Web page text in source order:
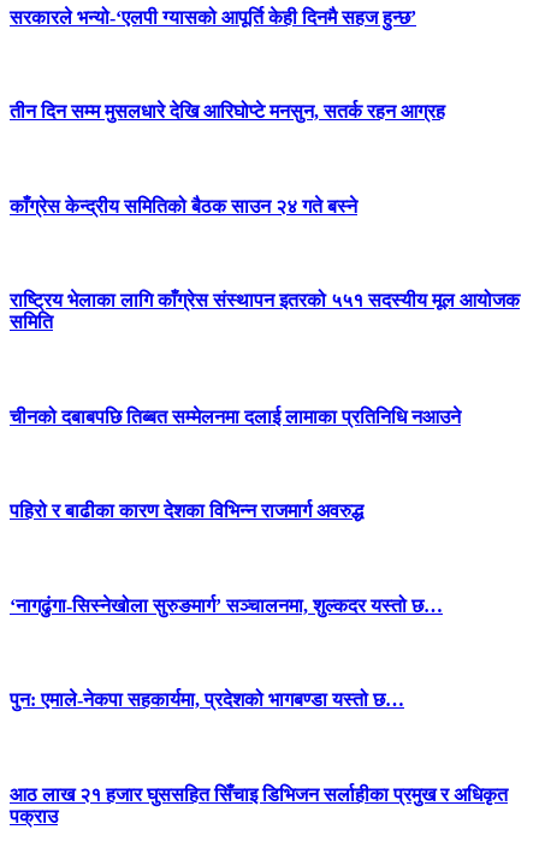
सरकारले भन्यो-‘एलपी ग्यासको आपूर्ति केही दिनमै सहज हुन्छ’
तीन दिन सम्म मुसलधारे देखि आरिघोप्टे मनसुन, सतर्क रहन आग्रह
काँग्रेस केन्द्रीय समितिको बैठक साउन २४ गते बस्ने
राष्ट्रिय भेलाका लागि काँग्रेस संस्थापन इतरको ५५१ सदस्यीय मूल आयोजक
समिति
चीनको दबाबपछि तिब्बत सम्मेलनमा दलाई लामाका प्रतिनिधि नआउने
पहिरो र बाढीका कारण देशका विभिन्न राजमार्ग अवरुद्ध
‘नागढुंगा-सिस्नेखोला सुरुङमार्ग’ सञ्चालनमा, शुल्कदर यस्तो छ…
पुन: एमाले-नेकपा सहकार्यमा, प्रदेशको भागबण्डा यस्तो छ…
आठ लाख २१ हजार घुससहित सिँचाइ डिभिजन सर्लाहीका प्रमुख र अधिकृत
पक्राउ